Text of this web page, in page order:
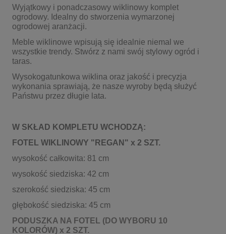
Wyjątkowy i ponadczasowy wiklinowy komplet
ogrodowy. Idealny do stworzenia wymarzonej
ogrodowej aranżacji.
Meble wiklinowe wpisują się idealnie niemal we
wszystkie trendy. Stwórz z nami swój stylowy ogród i
taras.
Wysokogatunkowa wiklina oraz jakość i precyzja
wykonania sprawiają, że nasze wyroby będą służyć
Państwu przez długie lata.
W SKŁAD KOMPLETU WCHODZĄ:
FOTEL WIKLINOWY "REGAN" x 2 SZT.
wysokość całkowita: 81 cm
wysokość siedziska: 42 cm
szerokość siedziska: 45 cm
głębokość siedziska: 45 cm
PODUSZKA NA FOTEL (DO WYBORU 10
KOLORÓW) x 2 SZT.